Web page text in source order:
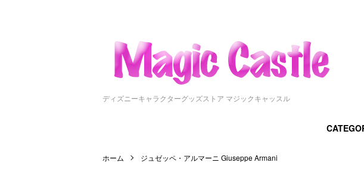
ディズニーキャラクターグッズストア マジックキャッスル
ホーム ジュゼッペ・アルマーニ Giuseppe Armani